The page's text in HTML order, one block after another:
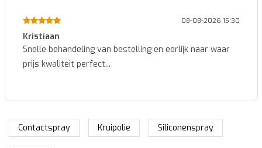
08-08-2026 15:30
Kristiaan
Snelle behandeling van bestelling en eerlijk naar waar
prijs kwaliteit perfect...
Contactspray Kruipolie Siliconenspray